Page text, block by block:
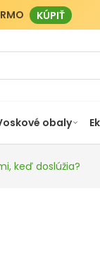
KÚPIŤ
obaly
keď doslúžia?